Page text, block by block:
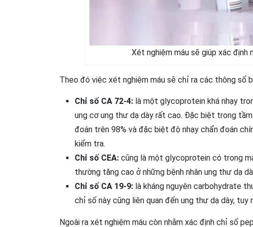
Xét nghiệm máu sẽ giúp xác định
Theo đó việc xét nghiệm máu sẽ chỉ ra các thông số
Chỉ số CA 72-4: là một glycoprotein khá nhạy
ung cơ ung thư dạ dày rất cao. Đặc biệt trong
đoán trên 98% và đặc biệt độ nhạy chẩn đoán
kiểm tra.
Chỉ số CEA: cũng là một glycoprotein có trong
thường tăng cao ở những bệnh nhân ung thư dạ
Chỉ số CA 19-9: là kháng nguyên carbohydrate
chỉ số này cũng liên quan đến ung thư dạ dày, tuy
Ngoài ra xét nghiệm máu còn nhằm xác định chỉ số